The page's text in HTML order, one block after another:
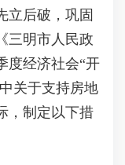
立后破，巩固
三明市人民政
度经济社会“开
关于支持房地
，制定以下措